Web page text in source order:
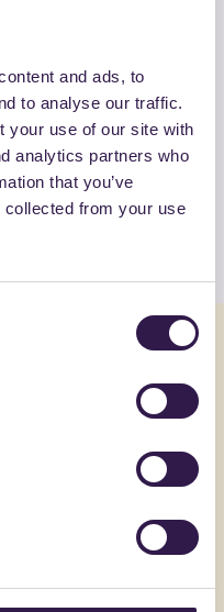
and ads, to
to analyse our traffic.
your use of our site with
analytics partners who
that you’ve
collected from your use
dei prodotti
SRL
anche
Imballaggi